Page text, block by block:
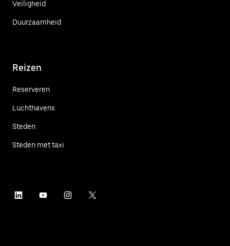
Veiligheid
Duurzaamheid
Reizen
Reserveren
Luchthavens
Steden
Steden met taxi